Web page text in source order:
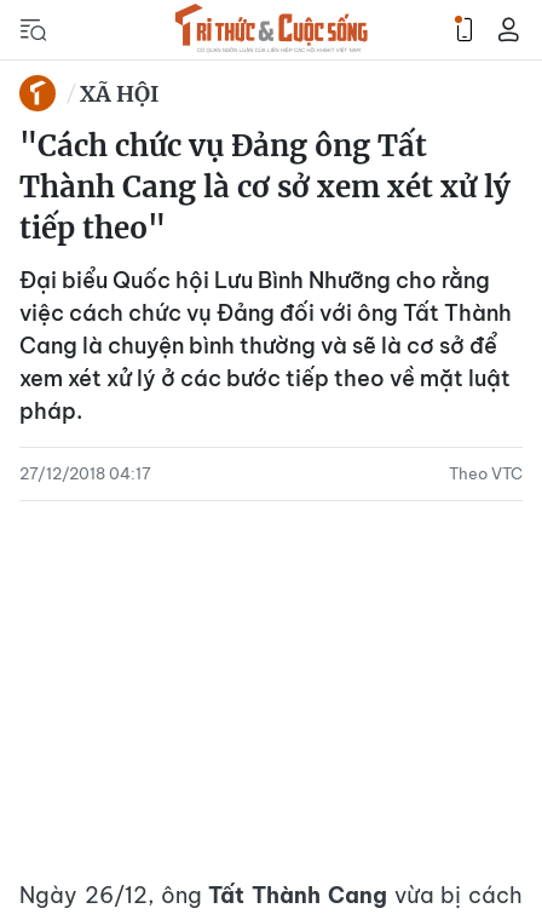
XÃ HỘI
"Cách chức vụ Đảng ông Tất
Thành Cang là cơ sở xem xét xử lý
tiếp theo"
Đại biểu Quốc hội Lưu Bình Nhưỡng cho rằng
việc cách chức vụ Đảng đối với ông Tất Thành
Cang là chuyện bình thường và sẽ là cơ sở để
xem xét xử lý ở các bước tiếp theo về mặt luật
pháp.
27/12/2018 04:17 Theo VTC
Ngày 26/12, ôngTất Thành Cang vừa bị cách